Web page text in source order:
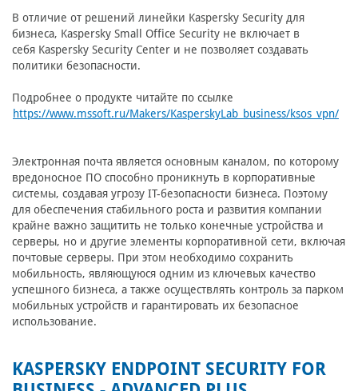
В отличие от решений линейки Kaspersky Security для
бизнеса, Kaspersky Small Office Security не включает в
себя Kaspersky Security Center и не позволяет создавать
политики безопасности.
Подробнее о продукте читайте по ссылке
https://www.mssoft.ru/Makers/KasperskyLab_business/ksos_vpn/
Электронная почта является основным каналом, по которому
вредоносное ПО способно проникнуть в корпоративные
системы, создавая угрозу IT-безопасности бизнеса. Поэтому
для обеспечения стабильного роста и развития компании
крайне важно защитить не только конечные устройства и
серверы, но и другие элементы корпоративной сети, включая
почтовые серверы. При этом необходимо сохранить
мобильность, являющуюся одним из ключевых качество
успешного бизнеса, а также осуществлять контроль за парком
мобильных устройств и гарантировать их безопасное
использование.
KASPERSKY ENDPOINT SECURITY FOR